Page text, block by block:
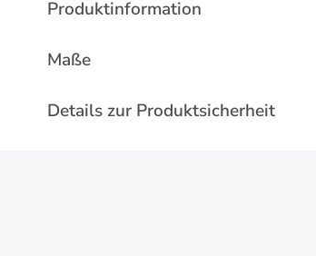
Produktinformation
Maße
Details zur Produktsicherheit